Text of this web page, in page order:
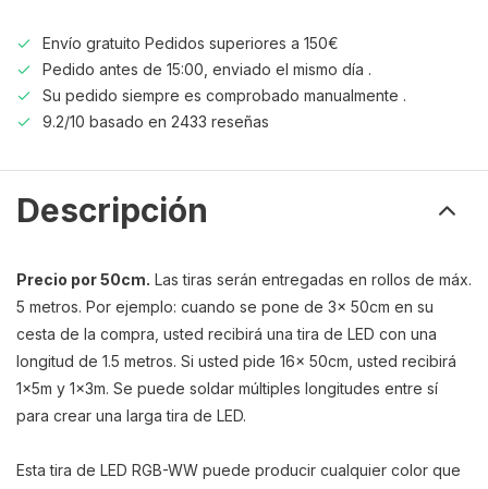
Envío gratuito Pedidos superiores a 150€
Pedido antes de 15:00, enviado el mismo día .
Su pedido siempre es comprobado manualmente .
9.2/10 basado en 2433 reseñas
Descripción
Precio por 50cm. Las tiras serán entregadas en rollos de máx.
5 metros. Por ejemplo: cuando se pone de 3x 50cm en su
cesta de la compra, usted recibirá una tira de LED con una
longitud de 1.5 metros. Si usted pide 16x 50cm, usted recibirá
1x5m y 1x3m. Se puede soldar múltiples longitudes entre sí
para crear una larga tira de LED.
Esta tira de LED RGB-WW puede producir cualquier color que